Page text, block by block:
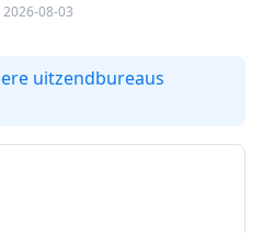
08-03
uitzendbureaus